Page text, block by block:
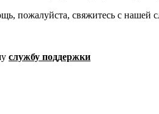
пожалуйста, свяжитесь с
службу поддержки